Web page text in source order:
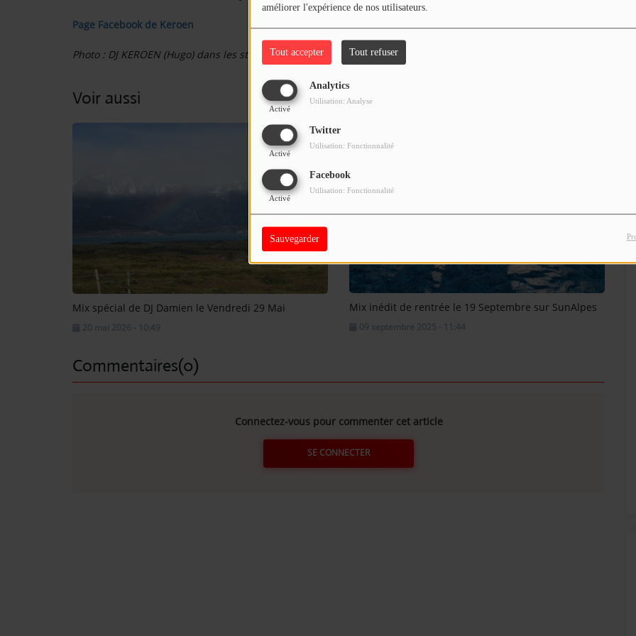
améliorer l'expérience de nos utilisateurs.
Tout accepter Tout refuser
Analytics
Activé
Utilisation: Analyse
Twitter
Activé
Utilisation: Fonctionnalité
Facebook
Activé
Utilisation: Fonctionnalité
Sauvegarder
Page Facebook de Keroen
Photo : DJ KEROEN (Hugo) dans les studios de SunAlpes Radio.
Voir aussi
Mix spécial de DJ Damien le Vendredi 29 Mai Mix inédit de rentrée le 19 Septembre sur SunAlpes
Commentaires(0)
Connectez-vous pour commenter cet article
SE CONNECTER